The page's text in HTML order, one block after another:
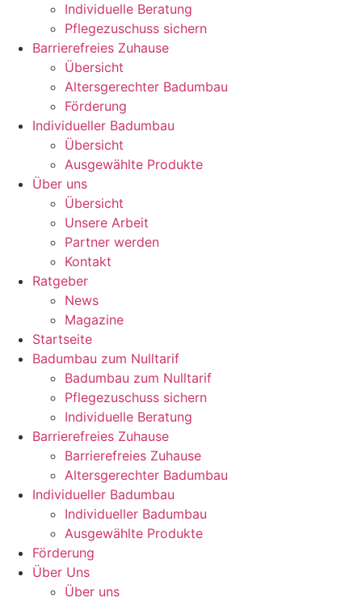
Individuelle Beratung
Pflegezuschuss sichern
Barrierefreies Zuhause
Übersicht
Altersgerechter Badumbau
Förderung
Individueller Badumbau
Übersicht
Ausgewählte Produkte
Über uns
Übersicht
Unsere Arbeit
Partner werden
Kontakt
Ratgeber
News
Magazine
Startseite
Badumbau zum Nulltarif
Badumbau zum Nulltarif
Pflegezuschuss sichern
Individuelle Beratung
Barrierefreies Zuhause
Barrierefreies Zuhause
Altersgerechter Badumbau
Individueller Badumbau
Individueller Badumbau
Ausgewählte Produkte
Förderung
Über Uns
Über uns